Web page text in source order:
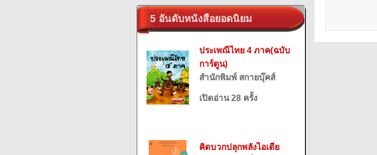
5 อันดับหนังสือยอดนิยม
ประเพณีไทย 4 ภาค(ฉบับ
การ์ตูน)
สำนักพิมพ์ สกายบุ๊คส์
เปิดอ่าน 28 ครั้ง
คิดบวกปลุกพลังไอเดีย